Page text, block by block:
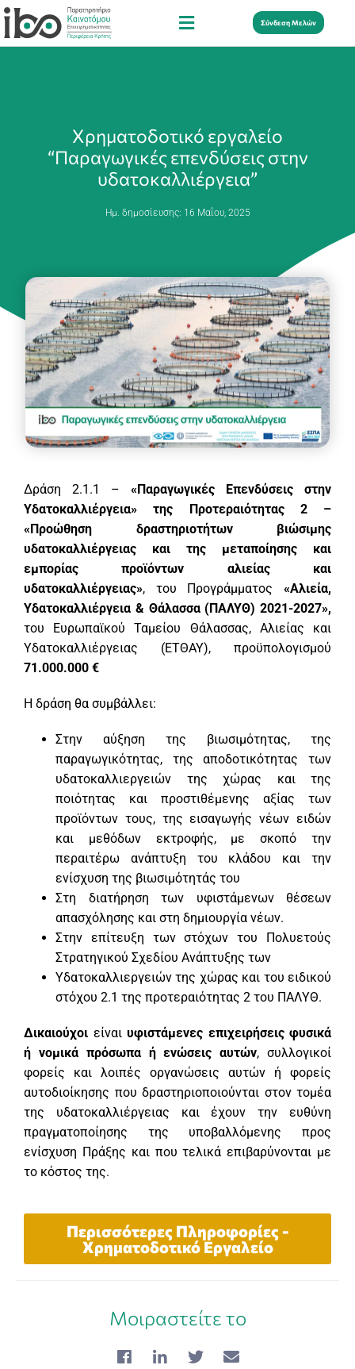
Σύνδεση Μελών
Χρηματοδοτικό εργαλείο
“Παραγωγικές επενδύσεις στην
υδατοκαλλιέργεια”
Ημ. δημοσίευσης: 16 Μαΐου, 2025
Δράση 2.1.1 – «Παραγωγικές Επενδύσεις στην
Υδατοκαλλιέργεια» της Προτεραιότητας 2 –
«Προώθηση δραστηριοτήτων βιώσιμης
υδατοκαλλιέργειας και της μεταποίησης και
εμπορίας προϊόντων αλιείας και
υδατοκαλλιέργειας», του Προγράμματος «Αλιεία,
Υδατοκαλλιέργεια & Θάλασσα (ΠΑΛΥΘ) 2021-2027»,
του Ευρωπαϊκού Ταμείου Θάλασσας, Αλιείας και
Υδατοκαλλιέργειας (ΕΤΘΑΥ), προϋπολογισμού
71.000.000 €
H δράση θα συμβάλλει:
Στην αύξηση της βιωσιμότητας, της
παραγωγικότητας, της αποδοτικότητας των
υδατοκαλλιεργειών της χώρας και της
ποιότητας και προστιθέμενης αξίας των
προϊόντων τους, της εισαγωγής νέων ειδών
και μεθόδων εκτροφής, με σκοπό την
περαιτέρω ανάπτυξη του κλάδου και την
ενίσχυση της βιωσιμότητάς του
Στη διατήρηση των υφιστάμενων θέσεων
απασχόλησης και στη δημιουργία νέων.
Στην επίτευξη των στόχων του Πολυετούς
Στρατηγικού Σχεδίου Ανάπτυξης των
Υδατοκαλλιεργειών της χώρας και του ειδικού
στόχου 2.1 της προτεραιότητας 2 του ΠΑΛΥΘ.
Δικαιούχοι είναι υφιστάμενες επιχειρήσεις φυσικά
ή νομικά πρόσωπα ή ενώσεις αυτών, συλλογικοί
φορείς και λοιπές οργανώσεις αυτών ή φορείς
αυτοδιοίκησης που δραστηριοποιούνται στον τομέα
της υδατοκαλλιέργειας και έχουν την ευθύνη
πραγματοποίησης της υποβαλλόμενης προς
ενίσχυση Πράξης και που τελικά επιβαρύνονται με
το κόστος της.
Περισσότερες Πληροφορίες -
Χρηματοδοτικό Εργαλείο
Μοιραστείτε το